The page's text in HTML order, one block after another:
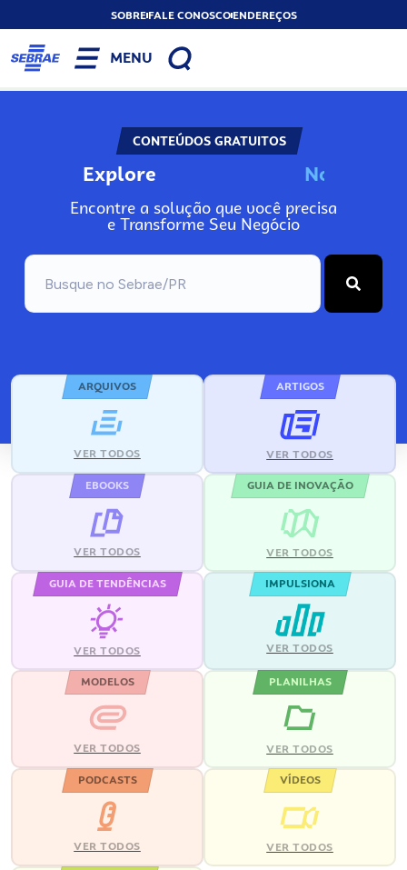
SOBREFALE CONOSCOENDEREÇOS
MENU
CONTEÚDOS GRATUITOS
Explore N
Encontre a solução que você precisa
e Transforme Seu Negócio
ARQUIVOS
VER TODOS
ARTIGOS
VER TODOS
EBOOKS
VER TODOS
GUIA DE INOVAÇÃO
VER TODOS
GUIA DE TENDÊNCIAS
VER TODOS
IMPULSIONA
VER TODOS
MODELOS
VER TODOS
PLANILHAS
VER TODOS
PODCASTS
VER TODOS
VÍDEOS
VER TODOS